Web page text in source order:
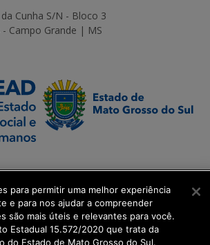
Cunha S/N - Bloco 3
Campo Grande | MS
para permitir uma melhor experiência
e para nos ajudar a compreender
são mais úteis e relevantes para você.
Estadual 15.572/2020 que trata da
do Estado de Mato Grosso do Sul.